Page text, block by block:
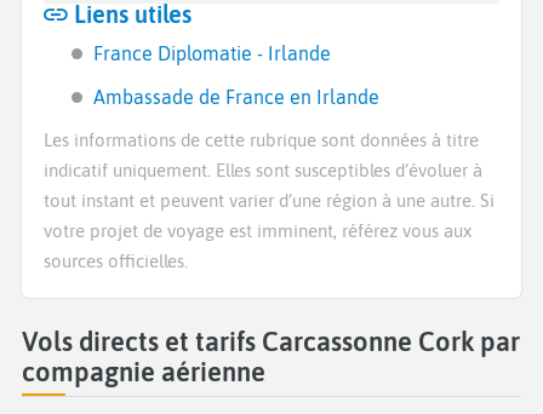
Liens utiles
France Diplomatie - Irlande
Ambassade de France en Irlande
Les informations de cette rubrique sont données à titre
indicatif uniquement. Elles sont susceptibles d’évoluer à
tout instant et peuvent varier d’une région à une autre. Si
votre projet de voyage est imminent, référez vous aux
sources officielles.
Vols directs et tarifs Carcassonne Cork par
compagnie aérienne